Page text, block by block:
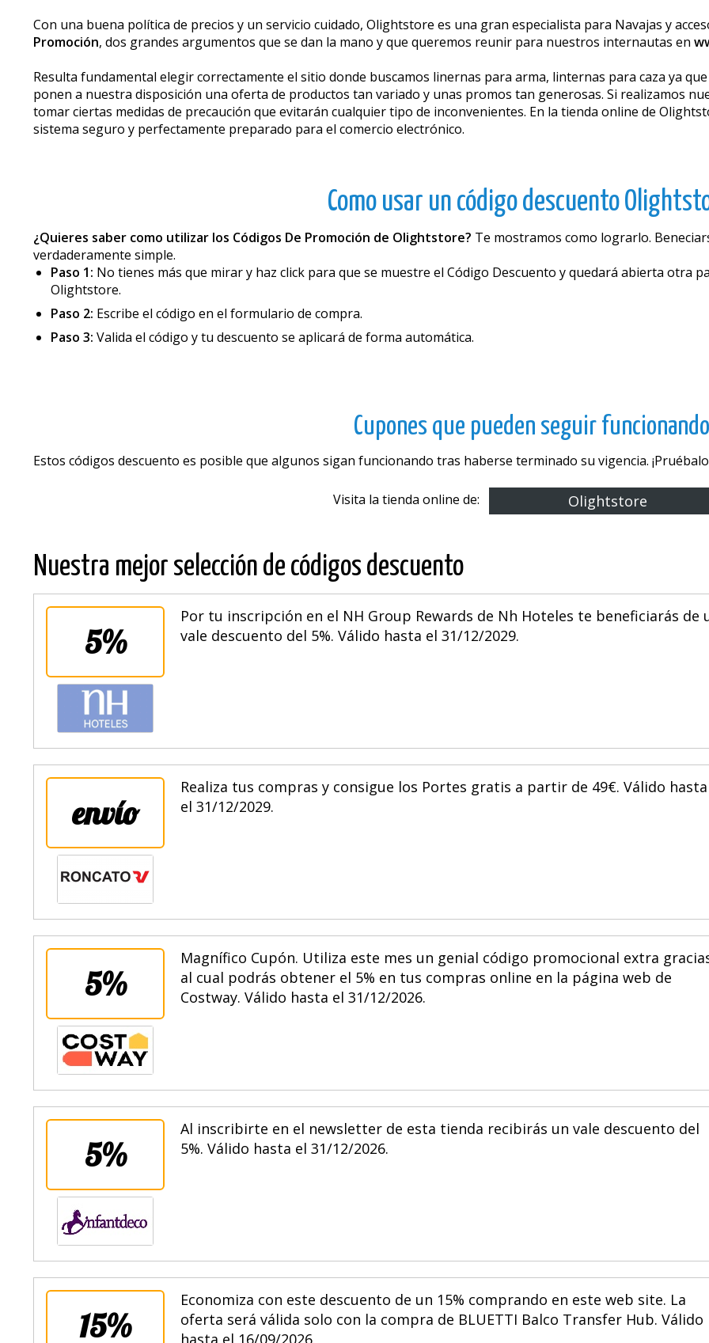
Con una buena política de precios y un servicio cuidado, Olightstore es una gran especialista para Navajas y
Promoción, dos grandes argumentos que se dan la mano y que queremos reunir para nuestros internautas en
Resulta fundamental elegir correctamente el sitio donde buscamos linernas para arma, linternas para caza ya
ponen a nuestra disposición una oferta de productos tan variado y unas promos tan generosas. Si realizamos
tomar ciertas medidas de precaución que evitarán cualquier tipo de inconvenientes. En la tienda online de
sistema seguro y perfectamente preparado para el comercio electrónico.
Como usar un código descuento
¿Quieres saber como utilizar los Códigos De Promoción de Olightstore? Te mostramos como lograrlo.
verdaderamente simple.
Paso 1: No tienes más que mirar y haz click para que se muestre el Código Descuento y quedará abierta otra
Olightstore.
Paso 2: Escribe el código en el formulario de compra.
Paso 3: Valida el código y tu descuento se aplicará de forma automática.
Cupones que pueden seguir funcionando
Estos códigos descuento es posible que algunos sigan funcionando tras haberse terminado su vigencia.
Visita la tienda online de: Olightstore
Nuestra mejor selección de códigos descuento
5%
Por tu inscripción en el NH Group Rewards de Nh Hoteles te beneficiarás de
vale descuento del 5%. Válido hasta el 31/12/2029.
envío
Realiza tus compras y consigue los Portes gratis a partir de 49€. Válido hasta
el 31/12/2029.
5%
Magnífico Cupón. Utiliza este mes un genial código promocional extra
al cual podrás obtener el 5% en tus compras online en la página web de
Costway. Válido hasta el 31/12/2026.
5%
Al inscribirte en el newsletter de esta tienda recibirás un vale descuento del
5%. Válido hasta el 31/12/2026.
15%
Economiza con este descuento de un 15% comprando en este web site. La
oferta será válida solo con la compra de BLUETTI Balco Transfer Hub. Válido
hasta el 16/09/2026.